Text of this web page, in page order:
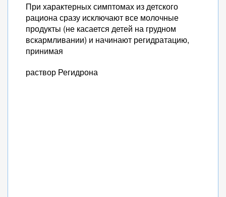
При характерных симптомах из детского
рациона сразу исключают все молочные
продукты (не касается детей на грудном
вскармливании) и начинают регидратацию,
принимая
раствор Регидрона